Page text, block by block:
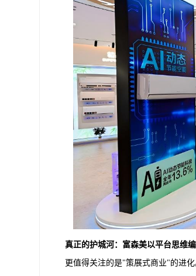
真正的护城河：富森美以平台思维
更值得关注的是"策展式商业"的进